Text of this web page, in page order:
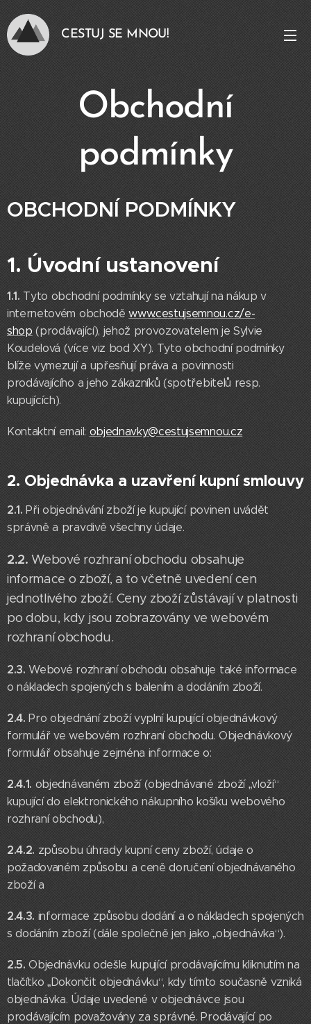
CESTUJ SE MNOU!
Obchodní
podmínky
OBCHODNÍ PODMÍNKY
1. Úvodní ustanovení
1.1.Tyto obchodní podmínky se vztahují na nákup v
internetovém obchoděwww.cestujsemnou.cz/e-
shop (prodávající), jehož provozovatelem je Sylvie
Koudelová (více viz bod XY). Tyto obchodní podmínky
blíže vymezují a upřesňují práva a povinnosti
prodávajícího a jeho zákazníků (spotřebitelů resp.
kupujících).
Kontaktní email: objednavky@cestujsemnou.cz
2. Objednávka a uzavření kupní smlouvy
2.1.Při objednávání zboží je kupující povinen uvádět
správně a pravdivě všechny údaje.
2.2.Webové rozhraní obchodu obsahuje
informace o zboží, a to včetně uvedení cen
jednotlivého zboží. Ceny zboží zůstávají v platnosti
po dobu, kdy jsou zobrazovány ve webovém
rozhraní obchodu.
2.3.Webové rozhraní obchodu obsahuje také informace
o nákladech spojených s balením a dodáním zboží.
2.4.Pro objednání zboží vyplní kupující objednávkový
formulář ve webovém rozhraní obchodu. Objednávkový
formulář obsahuje zejména informace o:
2.4.1. objednávaném zboží (objednávané zboží „vloží“
kupující do elektronického nákupního košíku webového
rozhraní obchodu),
2.4.2. způsobu úhrady kupní ceny zboží, údaje o
požadovaném způsobu a ceně doručení objednávaného
zboží a
2.4.3. informace způsobu dodání a o nákladech spojených
s dodáním zboží (dále společně jen jako „objednávka“).
2.5.Objednávku odešle kupující prodávajícímu kliknutím na
tlačítko „Dokončit objednávku“, kdy tímto současně vzniká
objednávka. Údaje uvedené v objednávce jsou
prodávajícím považovány za správné. Prodávající po